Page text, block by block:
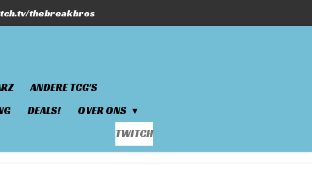
thebreakbros
ANDERE TCG'S
DEALS!
OVER ONS
TWITCH